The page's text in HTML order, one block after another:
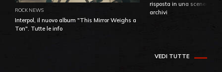
ROCK NEWS
Interpol, il nuovo album "This Mirror Weighs a
Ton". Tutte le info
risposta in una
archivi
VEDI TUTTE